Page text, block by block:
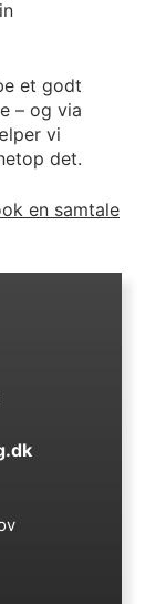
et godt
– og via
vi
det.
en samtale